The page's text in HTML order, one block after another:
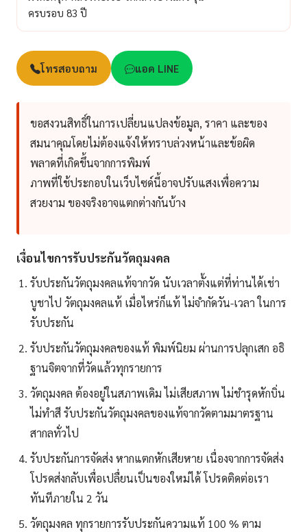
ครบรอบ 83 ปี
โทรสอบถาม แอด LINE
ขอสงวนสิทธิ์ในการเปลี่ยนแปลงข้อมูล, ราคา และของ
สมนาคุณโดยไม่ต้องแจ้งให้ทราบล่วงหน้าและข้อผิด
พลาดที่เกิดขึ้นจากการพิมพ์
ภาพที่ใช้ประกอบในเว็บไซด์นี้อาจปรับแสงเพื่อความ
สวยงาม ของจริงอาจแตกต่างกันบ้าง
เงื่อนไขการรับประกันวัตถุมงคล
รับประกันวัตถุมงคลแท้จากวัด นับเวลาตั้งแต่ที่ท่านได้เช่า
บูชาไป วัตถุมงคลแท้ เมื่อไหร่ก็แท้ ไม่จำกัดวัน-เวลา ในการ
รับประกัน
รับประกันวัตถุมงคลของแท้ พิมพ์นิยม ผ่านการปลุกเสก อธิ
ฐานจิตจากที่วัดแล้วทุกรายการ
วัตถุมงคล ต้องอยู่ในสภาพเดิม ไม่เสียสภาพ ไม่ชำรุดหักบิ่น
ไม่ทำสี รับประกันวัตถุมงคลของแท้จากวัดตามมาตรฐาน
สากลทั่วไป
รับประกันการจัดส่ง หากแตกหักเสียหาย เนื่องจากการจัดส่ง
โปรดส่งกลับเพื่อเปลื่ยนเป็นของใหม่ได้ โปรดติดต่อเรา
ทันทีภายใน 2 วัน
วัตถุมงคล ทุกรายการรับประกันความแท้ 100 % ตาม